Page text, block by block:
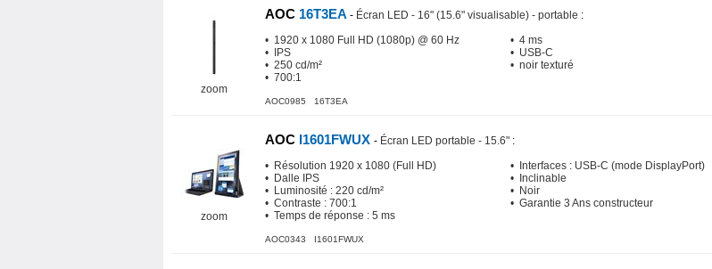
zoom
AOC 16T3EA - Écran LED - 16" (15.6" visualisable) - portable :
• 1920 x 1080 Full HD (1080p) @ 60 Hz
• IPS
• 250 cd/m²
• 700:1
• 4 ms
• USB-C
• noir texturé
AOC0985 16T3EA
zoom
AOC I1601FWUX - Écran LED portable - 15.6" :
• Résolution 1920 x 1080 (Full HD)
• Dalle IPS
• Luminosité : 220 cd/m²
• Contraste : 700:1
• Temps de réponse : 5 ms
• Interfaces : USB-C (mode DisplayPort)
• Inclinable
• Noir
• Garantie 3 Ans constructeur
AOC0343 I1601FWUX